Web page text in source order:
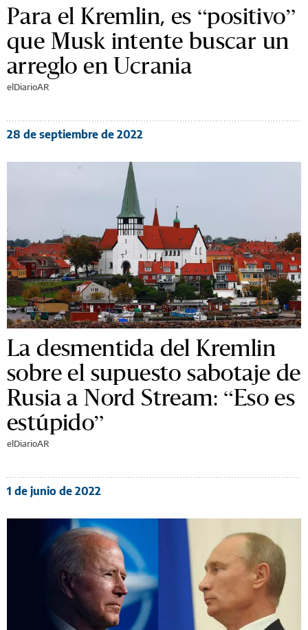
Para el Kremlin, es “positivo”
que Musk intente buscar un
arreglo en Ucrania
elDiarioAR
28 de septiembre de 2022
La desmentida del Kremlin
sobre el supuesto sabotaje de
Rusia a Nord Stream: “Eso es
estúpido”
elDiarioAR
1 de junio de 2022